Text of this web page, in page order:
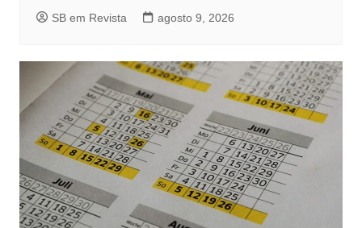
SB em Revista agosto 9, 2026